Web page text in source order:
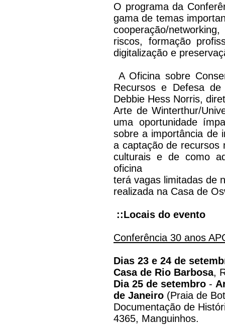
O programa da
gama de temas
cooperação/
riscos, formação
digitalização e
A Oficina sobre
Recursos e Defesa
Debbie Hess Norris,
Arte de Winterthur/
uma oportunidade
sobre a importância de
a captação de recursos
culturais e de como
oficina
terá vagas limitadas de
realizada na Casa de
::Locais do evento
Conferência 30 anos
Dias 23 e 24 de
Casa de Rio Barbosa,
Dia 25 de setembro -
de Janeiro (Praia de
Documentação de
4365, Manguinhos.